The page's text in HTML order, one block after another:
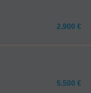
2.900 €
5.500 €